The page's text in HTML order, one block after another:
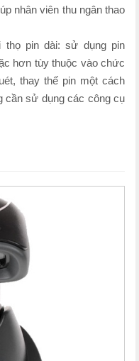
nhân viên thu ngân thao
thọ pin dài: sử dụng pin
hơn tùy thuộc vào chức
thay thế pin một cách
cần sử dụng các công cụ